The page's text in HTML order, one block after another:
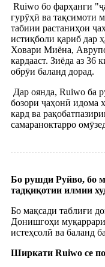
Ruiwo бо фарҳанги
гурӯҳӣ ва тақсимоти
табиии растаниҳои
истиқболи қариб дар
Ховари Миёна,
кардааст. Зиёда аз
обрӯи баланд дорад.
Дар оянда, Ruiwo ба
бозори ҷаҳонӣ идома
кард ва
самараноктарро
Бо рушди Руйво, бо
тадқиқотии илмии
Бо мақсади таблиғи
Донишгоҳи
истеҳсолӣ ва баланд
Ширкати Ruiwo се